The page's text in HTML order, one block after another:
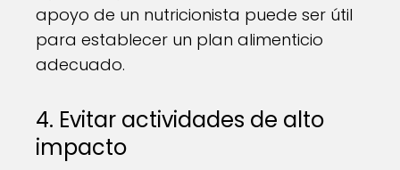
apoyo de un nutricionista puede ser útil
para establecer un plan alimenticio
adecuado.
4. Evitar actividades de alto
impacto